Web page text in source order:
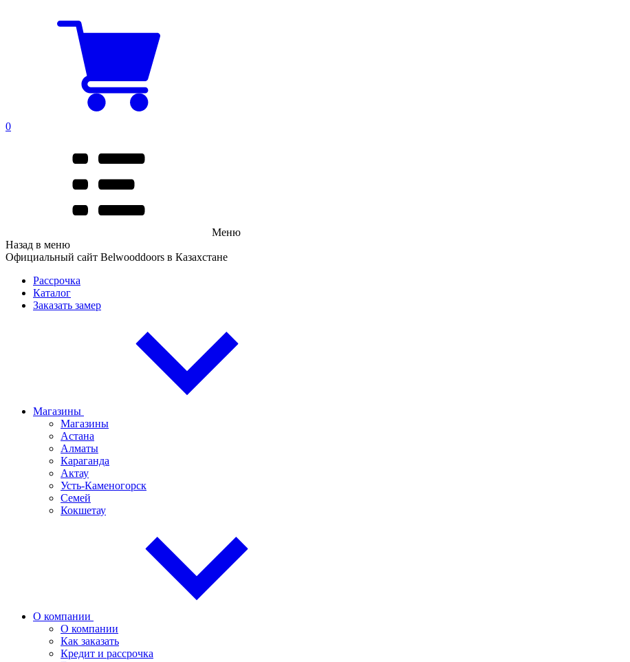
0
Меню
Назад в меню
Официальный сайт Belwooddoors в Казахстане
Рассрочка
Каталог
Заказать замер
Магазины
Магазины
Астана
Алматы
Караганда
Актау
Усть-Каменогорск
Семей
Кокшетау
О компании
О компании
Как заказать
Кредит и рассрочка